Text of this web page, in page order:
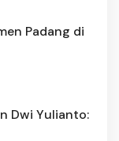
Padang di
Dwi Yulianto: